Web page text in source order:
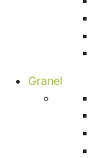
Granel